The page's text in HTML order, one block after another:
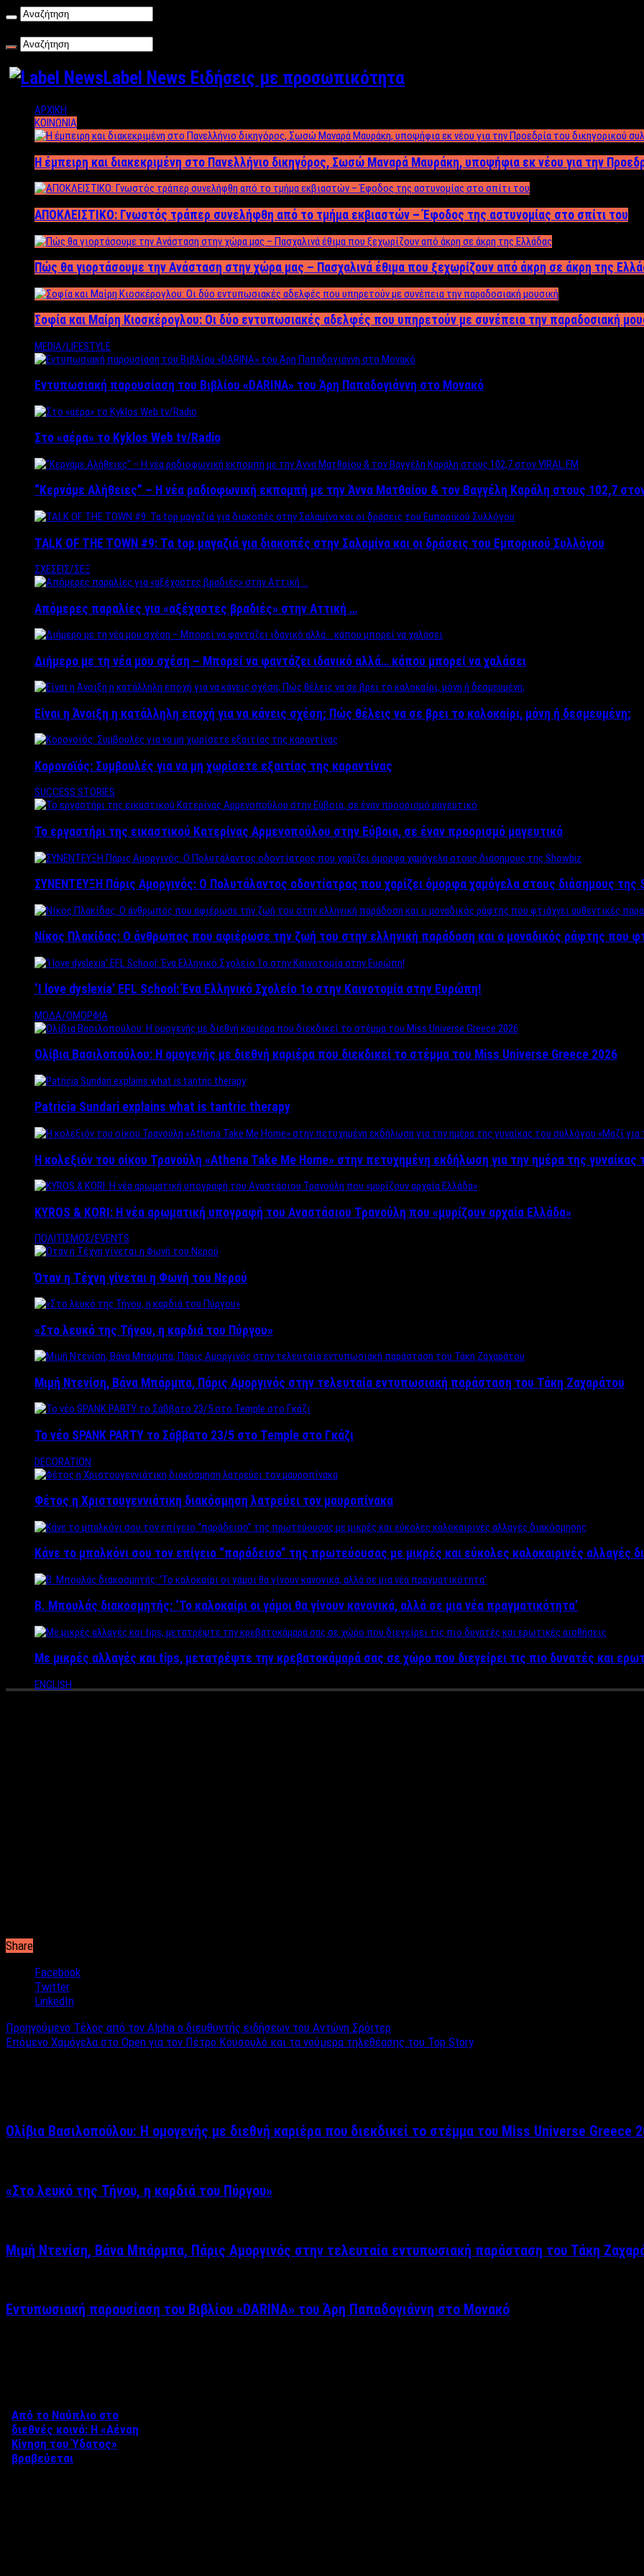
Label News Ειδήσεις με προσωπικότητα
ΑΡΧΙΚΗ
ΚΟΙΝΩΝΙΑ
Η έμπειρη και διακεκριμένη στο Πανελλήνιο δικηγόρος, Σωσώ Μαναρά Μαυράκη, υποψήφια εκ νέου για την
ΑΠΟΚΛΕΙΣΤΙΚΟ: Γνωστός τράπερ συνελήφθη από το τμήμα εκβιαστών – Έφοδος της αστυνομίας στο σπίτι του
Πώς θα γιορτάσουμε την Ανάσταση στην χώρα μας – Πασχαλινά έθιμα που ξεχωρίζουν από άκρη σε άκρη της
Σοφία και Μαίρη Κιοσκέρογλου: Οι δύο εντυπωσιακές αδελφές που υπηρετούν με συνέπεια την παραδοσιακή
MEDIA/LIFESTYLE
Εντυπωσιακή παρουσίαση του Βιβλίου «DARINA» του Άρη Παπαδογιάννη στο Μονακό
Στο «αέρα» το Kyklos Web tv/Radio
“Kερνάμε Αλήθειες” – Η νέα ραδιοφωνική εκπομπή με την Άννα Ματθαίου & τον Βαγγέλη Καράλη στους 102,7
TALK OF THE TOWN #9: Τα top μαγαζιά για διακοπές στην Σαλαμίνα και οι δράσεις του Εμπορικού Συλλόγου
ΣΧΕΣΕΙΣ/ΣΕΞ
Απόμερες παραλίες για «αξέχαστες βραδιές» στην Αττική …
Διήμερο με τη νέα μου σχέση – Μπορεί να φαντάζει ιδανικό αλλά… κάπου μπορεί να χαλάσει
Είναι η Άνοιξη η κατάλληλη εποχή για να κάνεις σχέση; Πώς θέλεις να σε βρει το καλοκαίρι, μόνη ή δεσμευμένη;
Κορονοϊός: Συμβουλές για να μη χωρίσετε εξαιτίας της καραντίνας
SUCCESS STORIES
Το εργαστήρι της εικαστικού Κατερίνας Αρμενοπούλου στην Εύβοια, σε έναν προορισμό μαγευτικό
ΣΥΝΕΝΤΕΥΞΗ Πάρις Αμοργινός: O Πολυτάλαντος οδοντίατρος που χαρίζει όμορφα χαμόγελα στους διάσημους της
Νίκος Πλακίδας: O άνθρωπος που αφιέρωσε την ζωή του στην ελληνική παράδοση και ο μοναδικός ράφτης που
‘Ι love dyslexia’ EFL School: Ένα Ελληνικό Σχολείo 1ο στην Καινοτομία στην Ευρώπη!
ΜΟΔΑ/ΟΜΟΡΦΙΑ
Ολίβια Βασιλοπούλου: Η ομογενής με διεθνή καριέρα που διεκδικεί το στέμμα του Miss Universe Greece 2026
Patricia Sundari explains what is tantric therapy
Η κολεξιόν του οίκου Τρανούλη «Athena Take Me Home» στην πετυχημένη εκδήλωση για την ημέρα της γυναίκας
KYROS & KORI: Η νέα αρωματική υπογραφή του Αναστάσιου Τρανούλη που «μυρίζουν αρχαία Ελλάδα»
ΠΟΛΙΤΙΣΜΟΣ/EVENTS
Όταν η Τέχνη γίνεται η Φωνή του Νερού
«Στο λευκό της Τήνου, η καρδιά του Πύργου»
Μιμή Ντενίση, Βάνα Μπάρμπα, Πάρις Αμοργινός στην τελευταία εντυπωσιακή παράσταση του Τάκη Ζαχαράτου
Το νέο SPANK PARTY το Σάββατο 23/5 στο Temple στο Γκάζι
DECORATION
Φέτος η Χριστουγεννιάτικη διακόσμηση λατρεύει τον μαυροπίνακα
Κάνε το μπαλκόνι σου τον επίγειο “παράδεισο” της πρωτεύουσας με μικρές και εύκολες καλοκαιρινές αλλαγές
Β. Μπουλάς διακοσμητής: ‘Το καλοκαίρι οι γάμοι θα γίνουν κανονικά, αλλά σε μια νέα πραγματικότητα’
Με μικρές αλλαγές και tips, μετατρέψτε την κρεβατοκάμαρά σας σε χώρο που διεγείρει τις πιο δυνατές και
ENGLISH
Share
Facebook
Twitter
LinkedIn
Προηγούμενο Tέλος από τον Alpha ο διευθυντής ειδήσεων του Αντώνη Σρόιτερ
Επόμενο Χαμόγελα στο Open για τον Πέτρο Κουσουλό και τα νούμερα τηλεθέασης του Top Story
Ολίβια Βασιλοπούλου: Η ομογενής με διεθνή καριέρα που διεκδικεί το στέμμα του Miss Universe Greece
«Στο λευκό της Τήνου, η καρδιά του Πύργου»
Μιμή Ντενίση, Βάνα Μπάρμπα, Πάρις Αμοργινός στην τελευταία εντυπωσιακή παράσταση του Τάκη
Εντυπωσιακή παρουσίαση του Βιβλίου «DARINA» του Άρη Παπαδογιάννη στο Μονακό
Από το Ναύπλιο στο
διεθνές κοινό: Η «Αέναη
Κίνηση του Ύδατος»
βραβεύεται